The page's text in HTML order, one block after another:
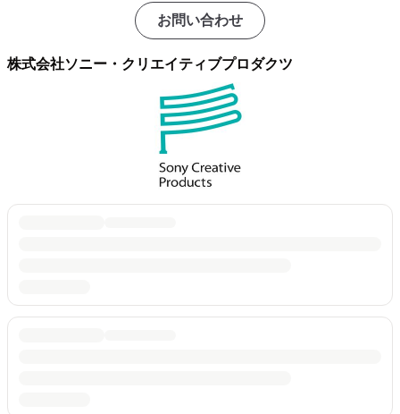
お問い合わせ
株式会社ソニー・クリエイティブプロダクツ